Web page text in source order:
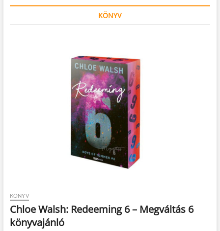
KÖNYV
KÖNYV
Chloe Walsh: Redeeming 6 – Megváltás 6
könyvajánló